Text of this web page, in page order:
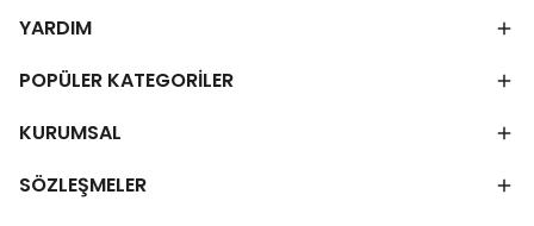
YARDIM
POPÜLER KATEGORİLER
KURUMSAL
SÖZLEŞMELER